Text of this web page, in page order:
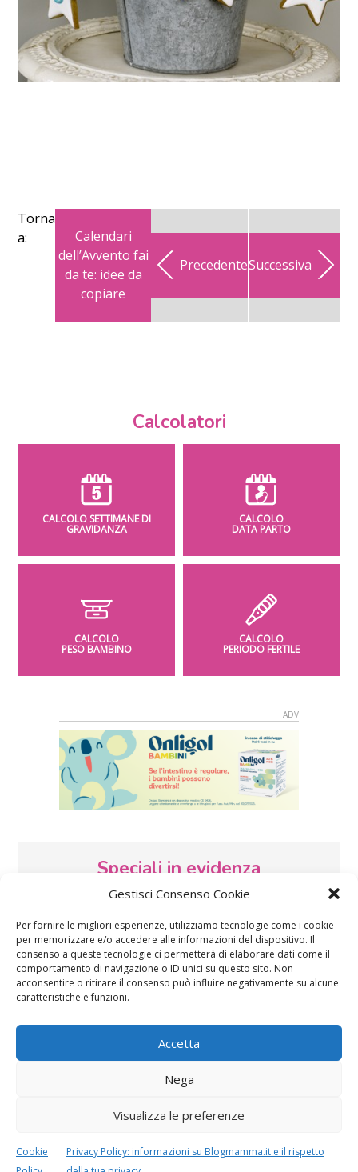
Gestisci Consenso Cookie
Per fornire le migliori esperienze, utilizziamo tecnologie come i cookie
per memorizzare e/o accedere alle informazioni del dispositivo. Il
consenso a queste tecnologie ci permetterà di elaborare dati come il
comportamento di navigazione o ID unici su questo sito. Non
acconsentire o ritirare il consenso può influire negativamente su alcune
caratteristiche e funzioni.
Accetta
Nega
Visualizza le preferenze
Cookie
Privacy Policy: informazioni su Blogmamma.it e il rispetto
Torna
a:
Calendari
dell’Avvento fai
da te: idee da
copiare
PrecedenteSuccessiva
Calcolatori
CALCOLO SETTIMANE DI
GRAVIDANZA
CALCOLO
DATA PARTO
CALCOLO
PESO BAMBINO
CALCOLO
PERIODO FERTILE
Speciali in evidenza
Vaccini
lavoretti, biglietti
d’auguri, filastrocche
gravidanza